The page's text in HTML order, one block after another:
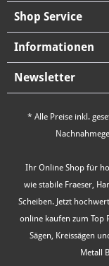
Shop Service
Informationen
Newsletter
* Alle Preise inkl.
Ihr Online Shop für
wie stabile Fraeser,
Scheiben. Jetzt
online kaufen zum Top
Sägen, Kreissägen
Metall